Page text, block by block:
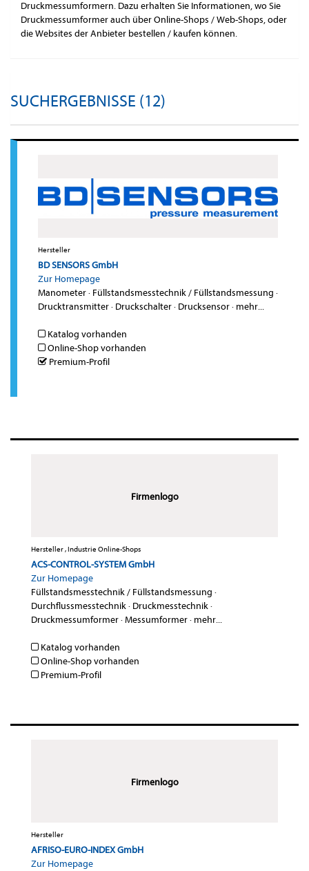
Druckmessumformern. Dazu erhalten Sie Informationen, wo Sie
Druckmessumformer auch über Online-Shops / Web-Shops, oder
die Websites der Anbieter bestellen / kaufen können.
SUCHERGEBNISSE (12)
Hersteller
BD SENSORS GmbH
Zur Homepage
Manometer· Füllstandsmesstechnik / Füllstandsmessung ·
Drucktransmitter· Druckschalter· Drucksensor· mehr...
Katalog vorhanden
Online-Shop vorhanden
Premium-Profil
Firmenlogo
Hersteller , Industrie Online-Shops
ACS-CONTROL-SYSTEM GmbH
Zur Homepage
Füllstandsmesstechnik / Füllstandsmessung ·
Durchflussmesstechnik· Druckmesstechnik·
Druckmessumformer·Messumformer· mehr...
Katalog vorhanden
Online-Shop vorhanden
Premium-Profil
Firmenlogo
Hersteller
AFRISO-EURO-INDEX GmbH
Zur Homepage